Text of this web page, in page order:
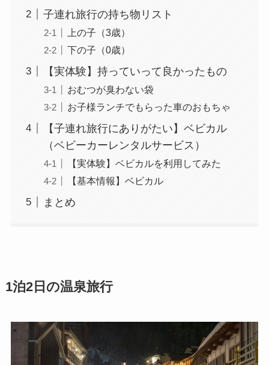
子連れ旅行の持ち物リスト
上の子（3歳）
下の子（0歳）
【実体験】持っていって良かったもの
おむつが臭わない袋
お子様ランチでもらった車のおもちゃ
【子連れ旅行にありがたい】ベビカル
（ベビーカーレンタルサービス）
【実体験】ベビカルを利用してみた
【基本情報】ベビカル
まとめ
1泊2日の温泉旅行